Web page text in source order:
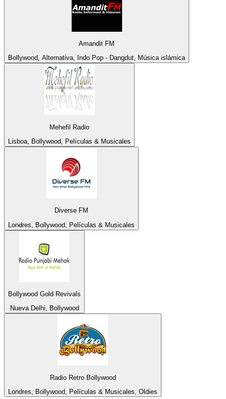
Amandit FM
Bollywood, Alternativa, Indo Pop - Dangdut, Música islámica
Mehefil Radio
Lisboa, Bollywood, Películas & Musicales
Diverse FM
Londres, Bollywood, Películas & Musicales
Bollywood Gold Revivals
Nueva Delhi, Bollywood
Radio Retro Bollywood
Londres, Bollywood, Películas & Musicales, Oldies